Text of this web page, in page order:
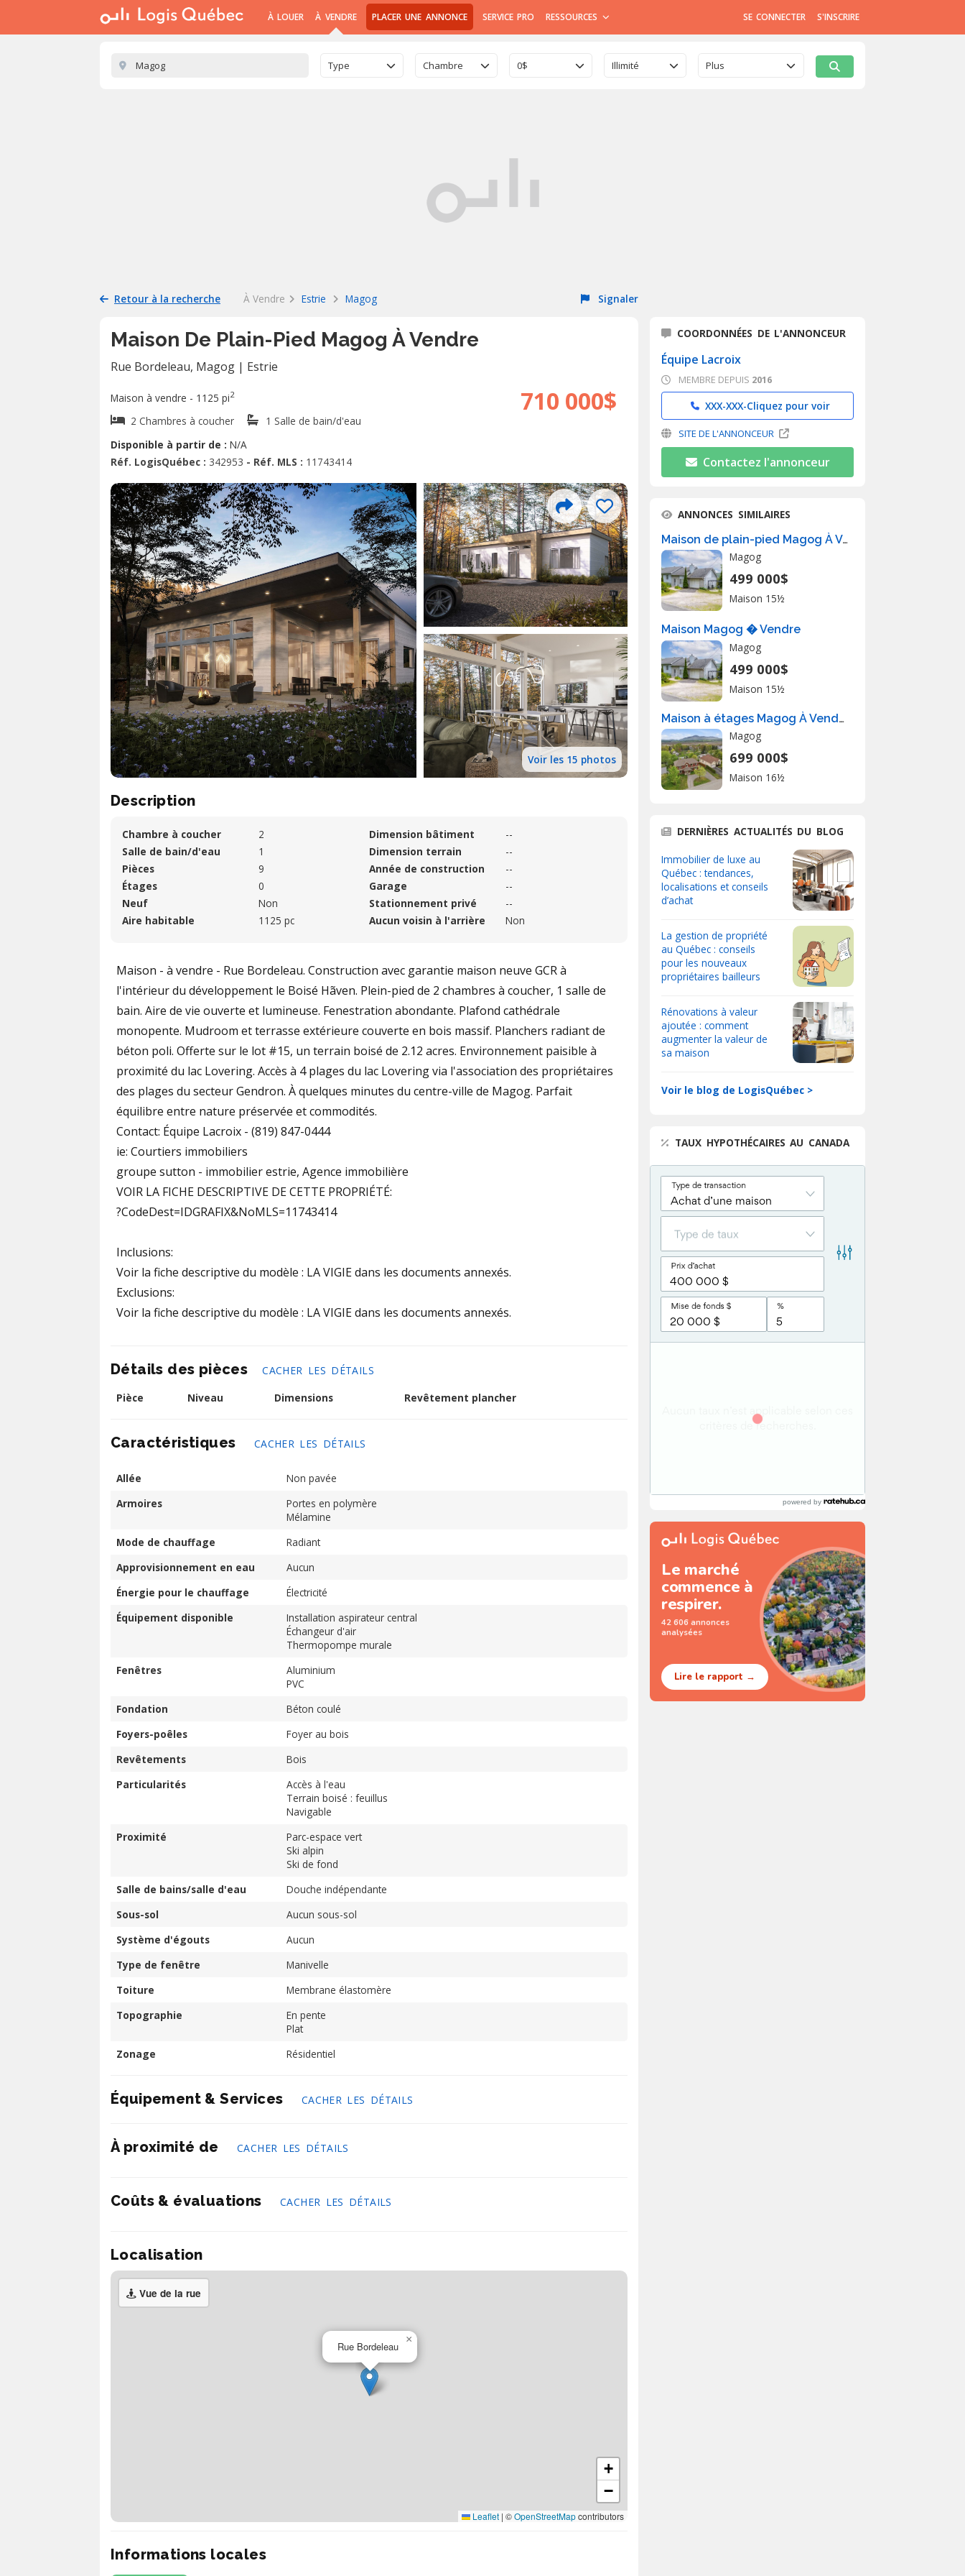
À LOUER À VENDRE PLACER UNE ANNONCE SERVICE PRO RESSOURCES SE CONNECTER S'INSCRIRE
Type Chambre 0$ Illimité Plus
Retour à la recherche À Vendre Estrie Magog Signaler
Maison De Plain-Pied Magog À Vendre
Rue Bordeleau, Magog | Estrie
710 000$
Maison à vendre - 1125 pi2
2 Chambres à coucher
1 Salle de bain/d'eau
Disponible à partir de : N/A
Réf. LogisQuébec : 342953 - Réf. MLS : 11743414
Voir les 15 photos
Description
Chambre à coucher
2
Salle de bain/d'eau
1
Pièces
9
Étages
0
Neuf
Non
Aire habitable
1125 pc
Dimension bâtiment
--
Dimension terrain
--
Année de construction
--
Garage
--
Stationnement privé
--
Aucun voisin à l'arrière
Non
Maison - à vendre - Rue Bordeleau. Construction avec garantie maison neuve GCR à
l'intérieur du développement le Boisé Hãven. Plein-pied de 2 chambres à coucher, 1 salle de
bain. Aire de vie ouverte et lumineuse. Fenestration abondante. Plafond cathédrale
monopente. Mudroom et terrasse extérieure couverte en bois massif. Planchers radiant de
béton poli. Offerte sur le lot #15, un terrain boisé de 2.12 acres. Environnement paisible à
proximité du lac Lovering. Accès à 4 plages du lac Lovering via l'association des propriétaires
des plages du secteur Gendron. À quelques minutes du centre-ville de Magog. Parfait
équilibre entre nature préservée et commodités.
Contact: Équipe Lacroix - (819) 847-0444
ie: Courtiers immobiliers
groupe sutton - immobilier estrie, Agence immobilière
VOIR LA FICHE DESCRIPTIVE DE CETTE PROPRIÉTÉ:
?CodeDest=IDGRAFIX&NoMLS=11743414
Inclusions:
Voir la fiche descriptive du modèle : LA VIGIE dans les documents annexés.
Exclusions:
Voir la fiche descriptive du modèle : LA VIGIE dans les documents annexés.
Détails des pièces
CACHER LES DÉTAILS
Pièce
Niveau Dimensions Revêtement plancher
Caractéristiques CACHER LES DÉTAILS
Allée
Non pavée
Armoires
Portes en polymère
Mélamine
Mode de chauffage
Radiant
Approvisionnement en eau
Aucun
Énergie pour le chauffage
Électricité
Équipement disponible
Installation aspirateur central
Échangeur d'air
Thermopompe murale
Fenêtres
Aluminium
PVC
Fondation
Béton coulé
Foyers-poêles
Foyer au bois
Revêtements
Bois
Particularités
Accès à l'eau
Terrain boisé : feuillus
Navigable
Proximité
Parc-espace vert
Ski alpin
Ski de fond
Salle de bains/salle d'eau
Douche indépendante
Sous-sol
Aucun sous-sol
Système d'égouts
Aucun
Type de fenêtre
Manivelle
Toiture
Membrane élastomère
Topographie
En pente
Plat
Zonage
Résidentiel
Équipement & Services CACHER LES DÉTAILS
À proximité de CACHER LES DÉTAILS
Coûts & évaluations CACHER LES DÉTAILS
Localisation
Vue de la rue
Rue Bordeleau
×
+
−
Leaflet | ©OpenStreetMapcontributors
Informations locales
COORDONNÉES DE L'ANNONCEUR
Équipe Lacroix
MEMBRE DEPUIS 2016
XXX-XXX-Cliquez pour voir
SITE DE L'ANNONCEUR
Contactez l'annonceur
ANNONCES SIMILAIRES
Maison de plain-pied Magog À Vendre
Magog
499 000$
Maison 15½
Maison Magog � Vendre
Magog
499 000$
Maison 15½
Maison à étages Magog À Vendre
Magog
699 000$
Maison 16½
DERNIÈRES ACTUALITÉS DU BLOG
Immobilier de luxe au
Québec : tendances,
localisations et conseils
d’achat
La gestion de propriété
au Québec : conseils
pour les nouveaux
propriétaires bailleurs
Rénovations à valeur
ajoutée : comment
augmenter la valeur de
sa maison
Voir le blog de LogisQuébec >
TAUX HYPOTHÉCAIRES AU CANADA
powered by
Le marché
commence à
respirer.
42 606 annonces
analysées
Lire le rapport →